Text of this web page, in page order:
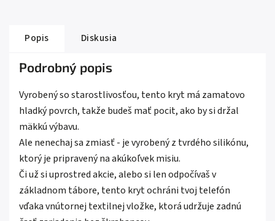
Popis Diskusia
Podrobný popis
Vyrobený so starostlivosťou, tento kryt má zamatovo
hladký povrch, takže budeš mať pocit, ako by si držal
mäkkú výbavu.
Ale nenechaj sa zmiasť - je vyrobený z tvrdého silikónu,
ktorý je pripravený na akúkoľvek misiu.
Či už si uprostred akcie, alebo si len odpočívaš v
základnom tábore, tento kryt ochráni tvoj telefón
vďaka vnútornej textilnej vložke, ktorá udržuje zadnú